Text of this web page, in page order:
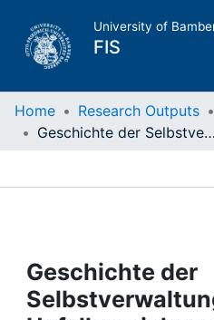
University of
FIS
Home
Projects
People
Home Research Outputs
Geschichte der Selbstverwaltung in der Unfallversicherung (Teil III)
Geschichte der